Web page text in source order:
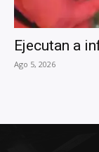
Ejecutan a
Ago 5, 2026